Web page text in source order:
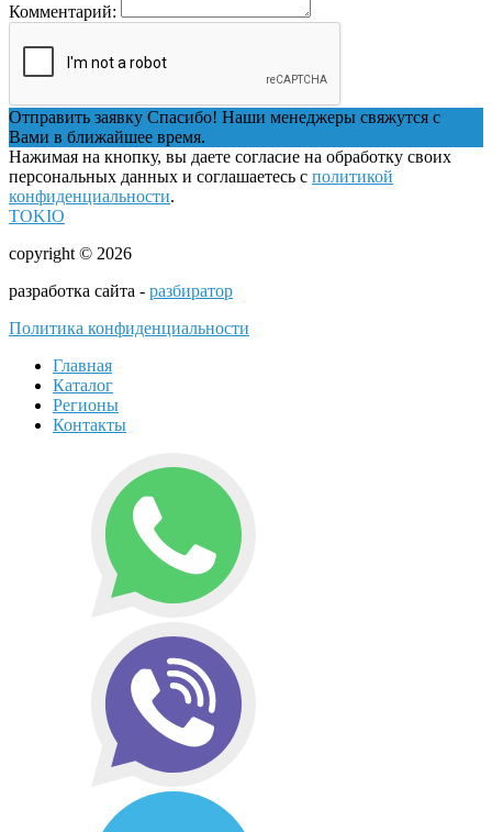
Комментарий:
Отправить заявку Спасибо! Наши менеджеры свяжутся с
Вами в ближайшее время.
Нажимая на кнопку, вы даете согласие на обработку своих
персональных данных и соглашаетесь с политикой
конфиденциальности.
TOKIO
copyright © 2026
разработка сайта - разбиратор
Политика конфиденциальности
Главная
Каталог
Регионы
Контакты